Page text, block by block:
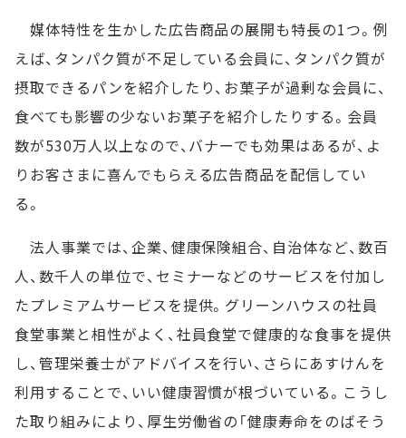
媒体特性を生かした広告商品の展開も特長の1つ。例
えば、タンパク質が不足している会員に、タンパク質が
摂取できるパンを紹介したり、お菓子が過剰な会員に、
食べても影響の少ないお菓子を紹介したりする。会員
数が530万人以上なので、バナーでも効果はあるが、よ
りお客さまに喜んでもらえる広告商品を配信してい
る。
法人事業では、企業、健康保険組合、自治体など、数百
人、数千人の単位で、セミナーなどのサービスを付加し
たプレミアムサービスを提供。グリーンハウスの社員
食堂事業と相性がよく、社員食堂で健康的な食事を提供
し、管理栄養士がアドバイスを行い、さらにあすけんを
利用することで、いい健康習慣が根づいている。こうし
た取り組みにより、厚生労働省の「健康寿命をのばそう